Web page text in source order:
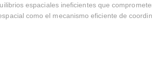
espaciales ineficientes que
como el mecanismo eficiente de